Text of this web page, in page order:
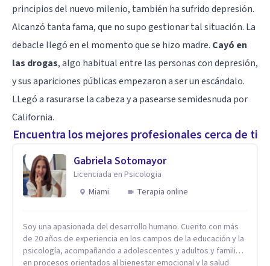
principios del nuevo milenio, también ha sufrido depresión.
Alcanzó tanta fama, que no supo gestionar tal situación. La
debacle llegó en el momento que se hizo madre. Cayó en
las drogas, algo habitual entre las personas con depresión,
y sus apariciones públicas empezaron a ser un escándalo.
LLegó a rasurarse la cabeza y a pasearse semidesnuda por
California.
Encuentra los mejores profesionales cerca de ti
Gabriela Sotomayor
Licenciada en Psicologia
Miami
Terapia online
Soy una apasionada del desarrollo humano. Cuento con más
de 20 años de experiencia en los campos de la educación y la
psicología, acompañando a adolescentes y adultos y familias
en procesos orientados al bienestar emocional y la salud